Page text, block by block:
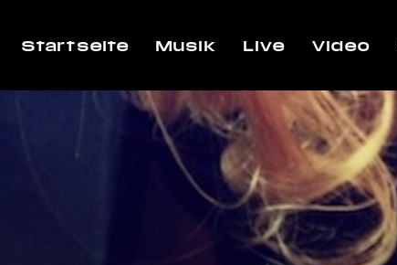
Startseite Musik Live Video